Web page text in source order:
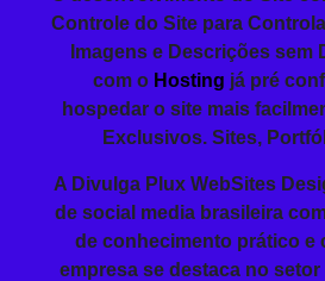
Controle do Site para
Imagens e Descrições sem
com o Hosting já pré
hospedar o site mais
Exclusivos. Sites,
A Divulga Plux WebSites
de social media brasileira
de conhecimento prático e
empresa se destaca no